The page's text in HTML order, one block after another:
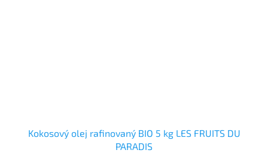
Kokosový olej rafinovaný BIO 5 kg LES FRUITS DU
PARADIS